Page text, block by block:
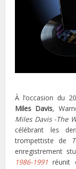
À l’occasion du
Miles Davis,
Miles Davis -The
célébrant les
trompettiste de
enregistrement
1986-1991 réunit